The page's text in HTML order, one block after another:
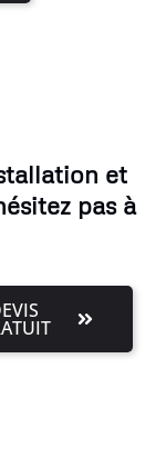
et
pas à